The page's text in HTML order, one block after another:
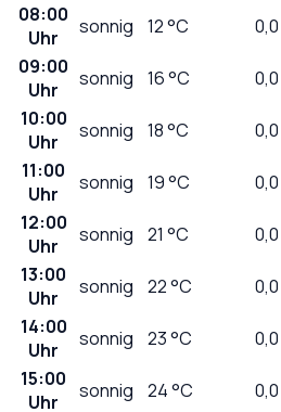
08:00
Uhr
sonnig 12°C 0,0
09:00
Uhr
sonnig 16°C 0,0
10:00
Uhr
sonnig 18°C 0,0
11:00
Uhr
sonnig 19°C 0,0
12:00
Uhr
sonnig 21 °C 0,0
13:00
Uhr
sonnig 22°C 0,0
14:00
Uhr
sonnig 23°C 0,0
15:00
Uhr
sonnig 24°C 0,0